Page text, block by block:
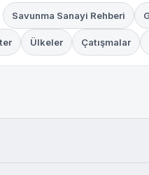
Savunma Sanayi Rehberi
Ülkeler Çatışmalar